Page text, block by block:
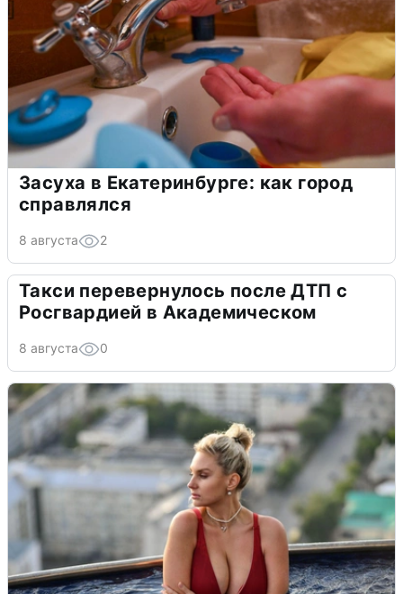
Засуха в Екатеринбурге: как город
справлялся
8 августа 2
Такси перевернулось после ДТП с
Росгвардией в Академическом
8 августа 0